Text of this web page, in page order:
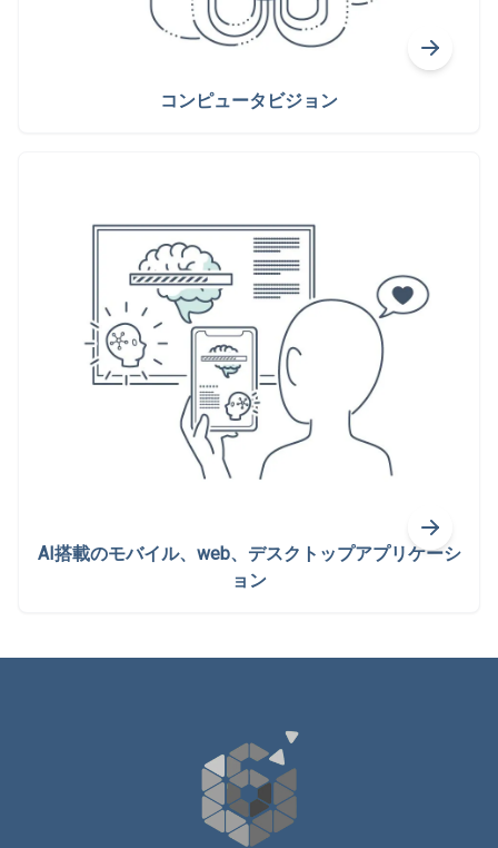
コンピュータビジョン
AI搭載のモバイル、web、デスクトップアプリケーシ
ョン